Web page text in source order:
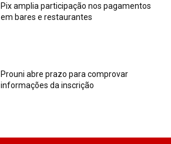
Pix amplia participação nos pagamentos
em bares e restaurantes
Prouni abre prazo para comprovar
informações da inscrição